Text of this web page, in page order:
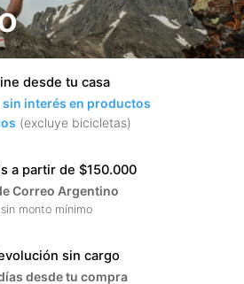
desde tu casa
sin interés en productos
(excluye bicicletas)
a partir de $150.000
Correo Argentino
monto mínimo
sin cargo
desde tu compra